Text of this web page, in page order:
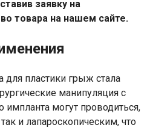
заявку на
товара на нашем сайте.
для пластики грыж стала
манипуляция с
импланта могут проводиться,
и лапароскопическим, что